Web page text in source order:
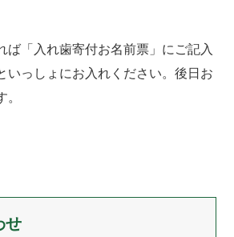
「入れ歯寄付お名前票」にご記入
いっしょにお入れください。後日お
せ